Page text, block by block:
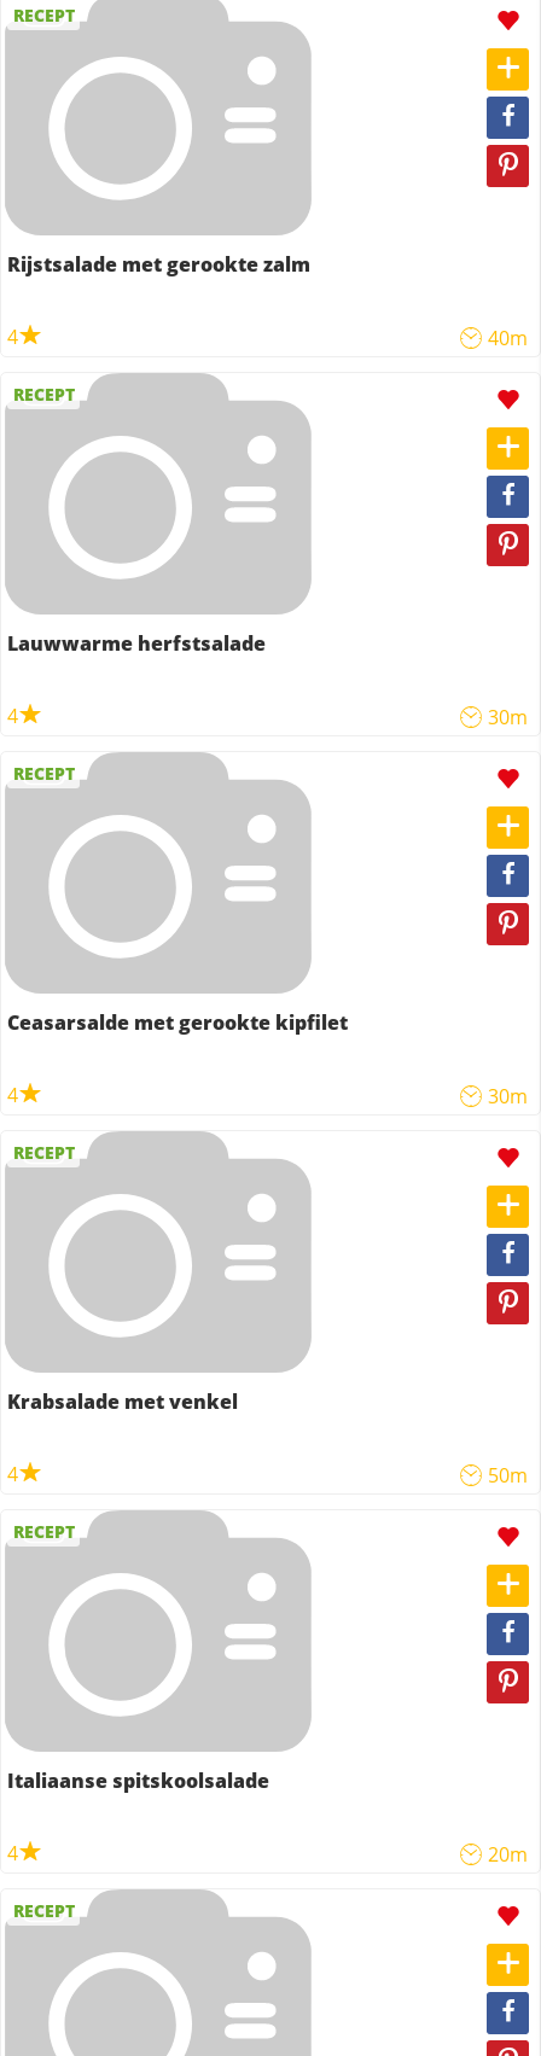
RECEPT
Rijstsalade met gerookte zalm
4 40m
RECEPT
Lauwwarme herfstsalade
4 30m
RECEPT
Ceasarsalde met gerookte kipfilet
4 30m
RECEPT
Krabsalade met venkel
4 50m
RECEPT
Italiaanse spitskoolsalade
4 20m
RECEPT